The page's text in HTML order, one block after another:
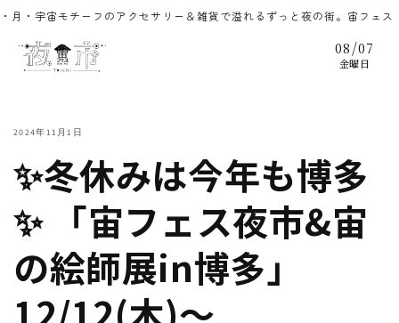
ンツに
ー＆雑貨で溢れるずっと夜の街。宙フェス（そらフェス）のアクセサ
08 /07
金曜日
2024年11月1日
✨冬休みは今年も博多
✨ 「宙フェス夜市&宙
の絵師展in博多」